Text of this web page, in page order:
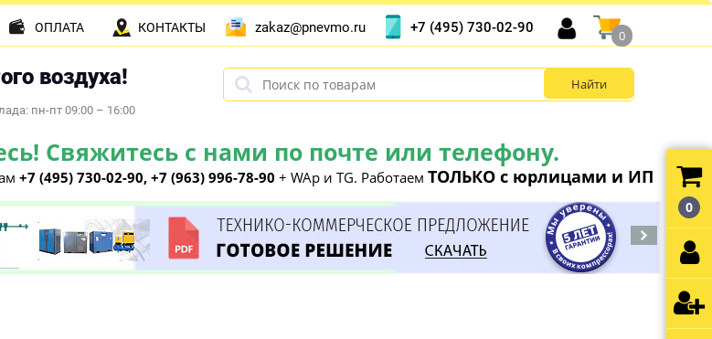
воздуха!
пн-пт 09:00 – 16:00
Свяжитесь с нами по почте или телефону.
+7 (495) 730-02-90, +7 (963) 996-78-90 + WAp и TG. Работаем ТОЛЬКО с юрлицами и ИП
ОПЛАТА КОНТАКТЫ zakaz@pnevmo.ru +7 (495) 730-02-90
0
0